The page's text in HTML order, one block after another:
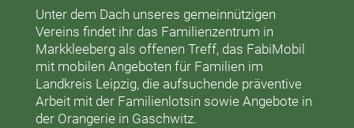
Unter dem Dach unseres gemeinnützigen
Vereins findet ihr das Familienzentrum in
Markkleebergals offenen Treff, das FabiMobil
mit mobilen Angeboten für Familien im
Landkreis Leipzig, die aufsuchende präventive
Arbeit mit der Familienlotsin sowie Angebote in
der Orangeriein Gaschwitz.